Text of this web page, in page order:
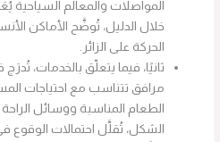
المواصلات والمعالم
خلال الدليل، تُوضَّح الأماكن
الحركة على الزائر.
ثانيًا، فيما يتعلّق بالخدمات،
مرافق تتناسب مع احتياجات
الطعام المناسبة ووسائل
الشكل، تُقلَّل احتمالات الوقوع